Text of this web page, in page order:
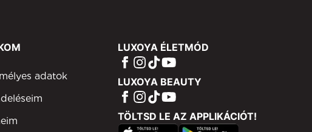
adatok
LUXOYA ÉLETMÓD
LUXOYA BEAUTY
TÖLTSD LE AZ APPLIKÁCIÓT!